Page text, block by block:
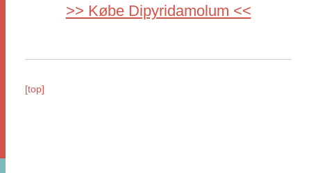
>> Købe Dipyridamolum <<
[top]